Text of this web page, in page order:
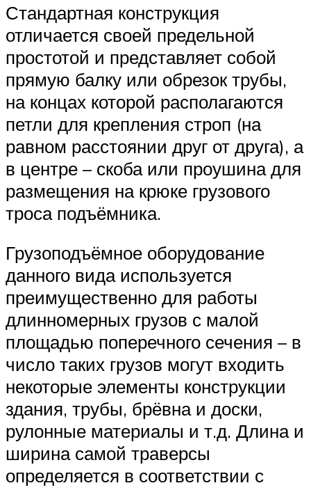
Стандартная конструкция
отличается своей предельной
простотой и представляет собой
прямую балку или обрезок трубы,
на концах которой располагаются
петли для крепления строп (на
равном расстоянии друг от друга), а
в центре – скоба или проушина для
размещения на крюке грузового
троса подъёмника.
Грузоподъёмное оборудование
данного вида используется
преимущественно для работы
длинномерных грузов с малой
площадью поперечного сечения – в
число таких грузов могут входить
некоторые элементы конструкции
здания, трубы, брёвна и доски,
рулонные материалы и т.д. Длина и
ширина самой траверсы
определяется в соответствии с